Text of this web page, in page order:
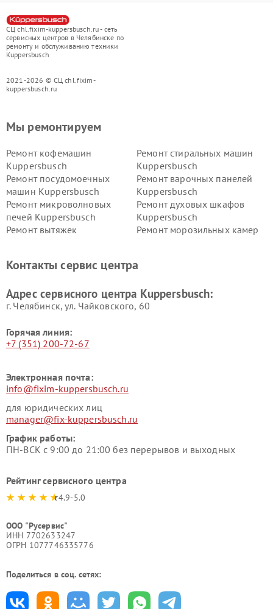
СЦ chl.fixim-kuppersbusch.ru - сеть
сервисных центров в Челябинске по
ремонту и обслуживанию техники
Kuppersbusch
2021-2026 © СЦ chl.fixim-
kuppersbusch.ru
Мы ремонтируем
Ремонт кофемашин
Kuppersbusch
Ремонт стиральных машин
Kuppersbusch
Ремонт посудомоечных
машин Kuppersbusch
Ремонт варочных панелей
Kuppersbusch
Ремонт микроволновых
печей Kuppersbusch
Ремонт духовых шкафов
Kuppersbusch
Ремонт вытяжек
Ремонт морозильных камер
Kuppersbusch
вакуумных упаковщиков
Ремонт сушильных машин Kuppersbusch
Контакты сервис центра
Адрес сервисного центра Kuppersbusch:
г. Челябинск, ул. Чайковского, 60
Горячая линия:
+7 (351) 200-72-67
Электронная почта:
info@fixim-kuppersbusch.ru
для юридических лиц
manager@fix-kuppersbusch.ru
График работы:
ПН-ВСК с 9:00 до 21:00 без перерывов и выходных
Рейтинг сервисного центра
4.9-5.0
ООО "Русервис"
ИНН 7702633247
ОГРН 1077746335776
Поделиться в соц. сетях: